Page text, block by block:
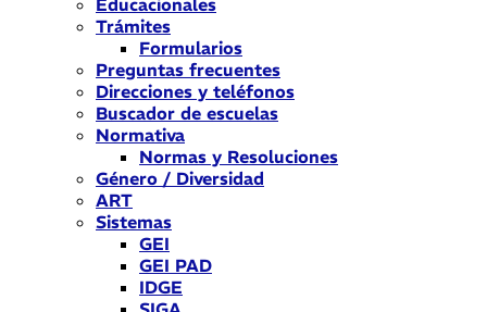
Educacionales
Trámites
Formularios
Preguntas frecuentes
Direcciones y teléfonos
Buscador de escuelas
Normativa
Normas y Resoluciones
Género / Diversidad
ART
Sistemas
GEI
GEI PAD
IDGE